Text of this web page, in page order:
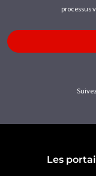
processus
Les